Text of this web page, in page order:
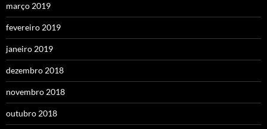
março 2019
fevereiro 2019
janeiro 2019
dezembro 2018
novembro 2018
outubro 2018